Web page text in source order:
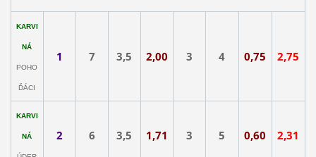
KARVI
NÁ
POHO
ĎÁCI
1 7 3,5 2,00 3 4 0,75 2,75
KARVI
NÁ 2 6 3,5 1,71 3 5 0,60 2,31